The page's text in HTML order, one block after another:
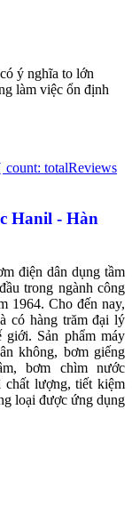
ý nghĩa to lớn
làm việc ổn định
totalReviews
Hanil - Hàn
điện dân dụng tầm
trong ngành công
1964. Cho đến nay,
có hàng trăm đại lý
giới. Sản phẩm máy
không, bơm giếng
bơm chìm nước
lượng, tiết kiệm
loại được ứng dụng